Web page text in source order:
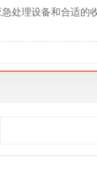
处理设备和合适的